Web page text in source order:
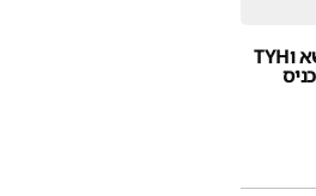
שבת Upmix" משולם זושא וTYH